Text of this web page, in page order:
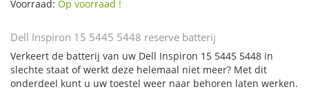
Voorraad: Op voorraad !
Dell Inspiron 15 5445 5448 reserve batterij
Verkeert de batterij van uw Dell Inspiron 15 5445 5448 in
slechte staat of werkt deze helemaal niet meer? Met dit
onderdeel kunt u uw toestel weer naar behoren laten werken.